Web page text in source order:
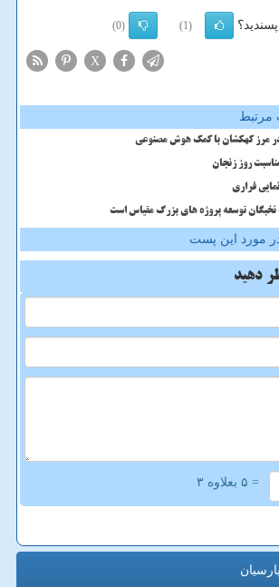
(1)
(0)
X
مرتبط
مرز کهکشان با کمک هوش مصنوعی
روز زنجان
فراری
نخبگان توسعه پروژه های بزرگ مقیاس است
مورد این پست
دهید
= ۵ بعلاوه ۳